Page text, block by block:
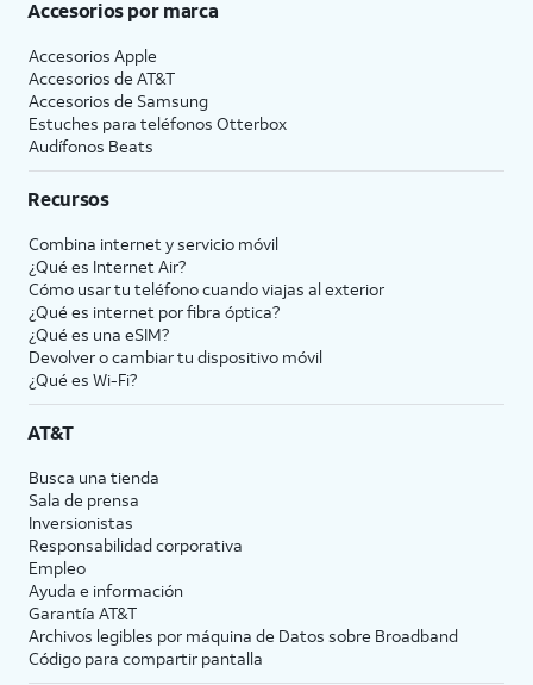
Accesorios por marca
Accesorios Apple
Accesorios de AT&T
Accesorios de Samsung
Estuches para teléfonos Otterbox
Audífonos Beats
Recursos
Combina internet y servicio móvil
¿Qué es Internet Air?
Cómo usar tu teléfono cuando viajas al exterior
¿Qué es internet por fibra óptica?
¿Qué es una eSIM?
Devolver o cambiar tu dispositivo móvil
¿Qué es Wi-Fi?
AT&T
Busca una tienda
Sala de prensa
Inversionistas
Responsabilidad corporativa
Empleo
Ayuda e información
Garantía AT&T
Archivos legibles por máquina de Datos sobre Broadband
Código para compartir pantalla